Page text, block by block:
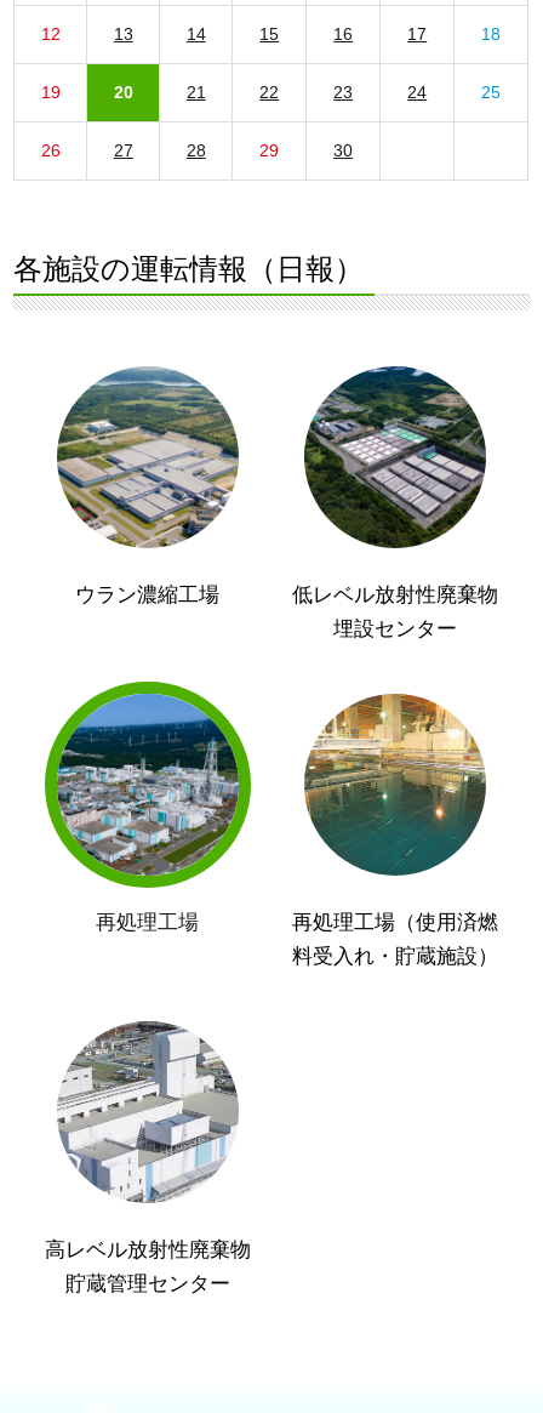
12 13 14 15 16 17 18
19 20 21 22 23 24 25
26 27 28 29 30
各施設の運転情報（日報）
ウラン濃縮工場
低レベル放射性廃棄物
埋設センター
再処理工場
再処理工場（使用済燃
料受入れ・貯蔵施設）
高レベル放射性廃棄物
貯蔵管理センター